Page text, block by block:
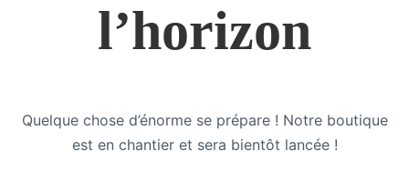
l’horizon
Quelque chose d’énorme se prépare ! Notre boutique
est en chantier et sera bientôt lancée !